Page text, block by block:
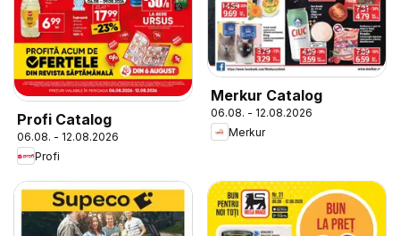
Profi Catalog
06.08. - 12.08.2026
Profi
Merkur Catalog
06.08. - 12.08.2026
Merkur